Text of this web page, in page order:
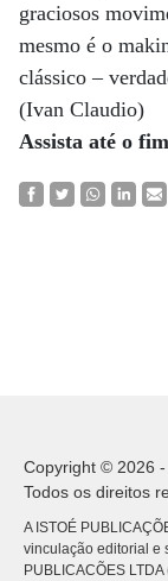
graciosos
mesmo é o
clássico –
(Ivan Claudio)
Assista até o fim
Copyright © 2026 -
Todos os direitos
A ISTOÉ
vinculação editorial e
PUBLICACÕES